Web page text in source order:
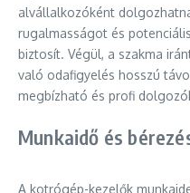
alvállalkozóként
rugalmasságot és
biztosít. Végül, a szakma
való odafigyelés hosszú
megbízható és profi
Munkaidő és
A kotrógép-kezelők